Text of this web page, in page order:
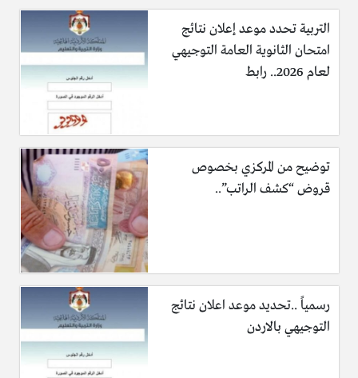
التربية تحدد موعد إعلان نتائج
امتحان الثانوية العامة التوجيهي
لعام 2026.. رابط
توضيح من المركزي بخصوص
قروض “كشف الراتب”..
رسمياً ..تحديد موعد اعلان نتائج
التوجيهي بالاردن